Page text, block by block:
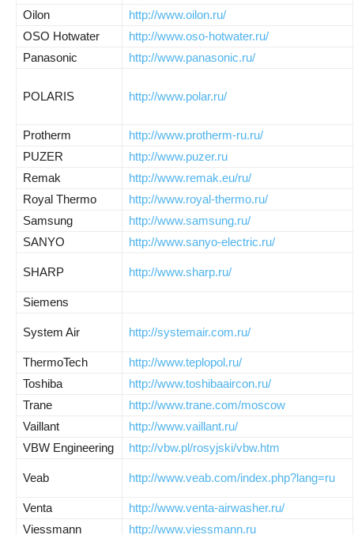
Oilon
http://www.oilon.ru/
OSO Hotwater
http://www.oso-hotwater.ru/
Panasonic
http://www.panasonic.ru/
POLARIS http://www.polar.ru/
Protherm
http://www.protherm-ru.ru/
PUZER
http://www.puzer.ru
Remak
http://www.remak.eu/ru/
Royal Thermo
http://www.royal-thermo.ru/
Samsung
http://www.samsung.ru/
SANYO
http://www.sanyo-electric.ru/
SHARP http://www.sharp.ru/
Siemens
System Air http://systemair.com.ru/
ThermoTech
http://www.teplopol.ru/
Toshiba
http://www.toshibaaircon.ru/
Trane
http://www.trane.com/moscow
Vaillant
http://www.vaillant.ru/
VBW Engineering http://vbw.pl/rosyjski/vbw.htm
Veab http://www.veab.com/index.php?lang=ru
Venta
http://www.venta-airwasher.ru/
Viessmann
http://www.viessmann.ru